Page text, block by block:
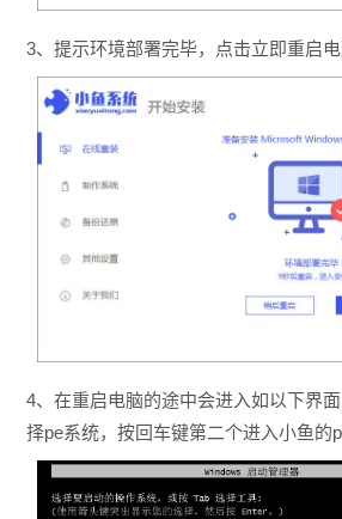
3、提示环境部署完毕，点击立即重启电
4、在重启电脑的途中会进入如以下界
择pe系统，按回车键第二个进入小鱼的